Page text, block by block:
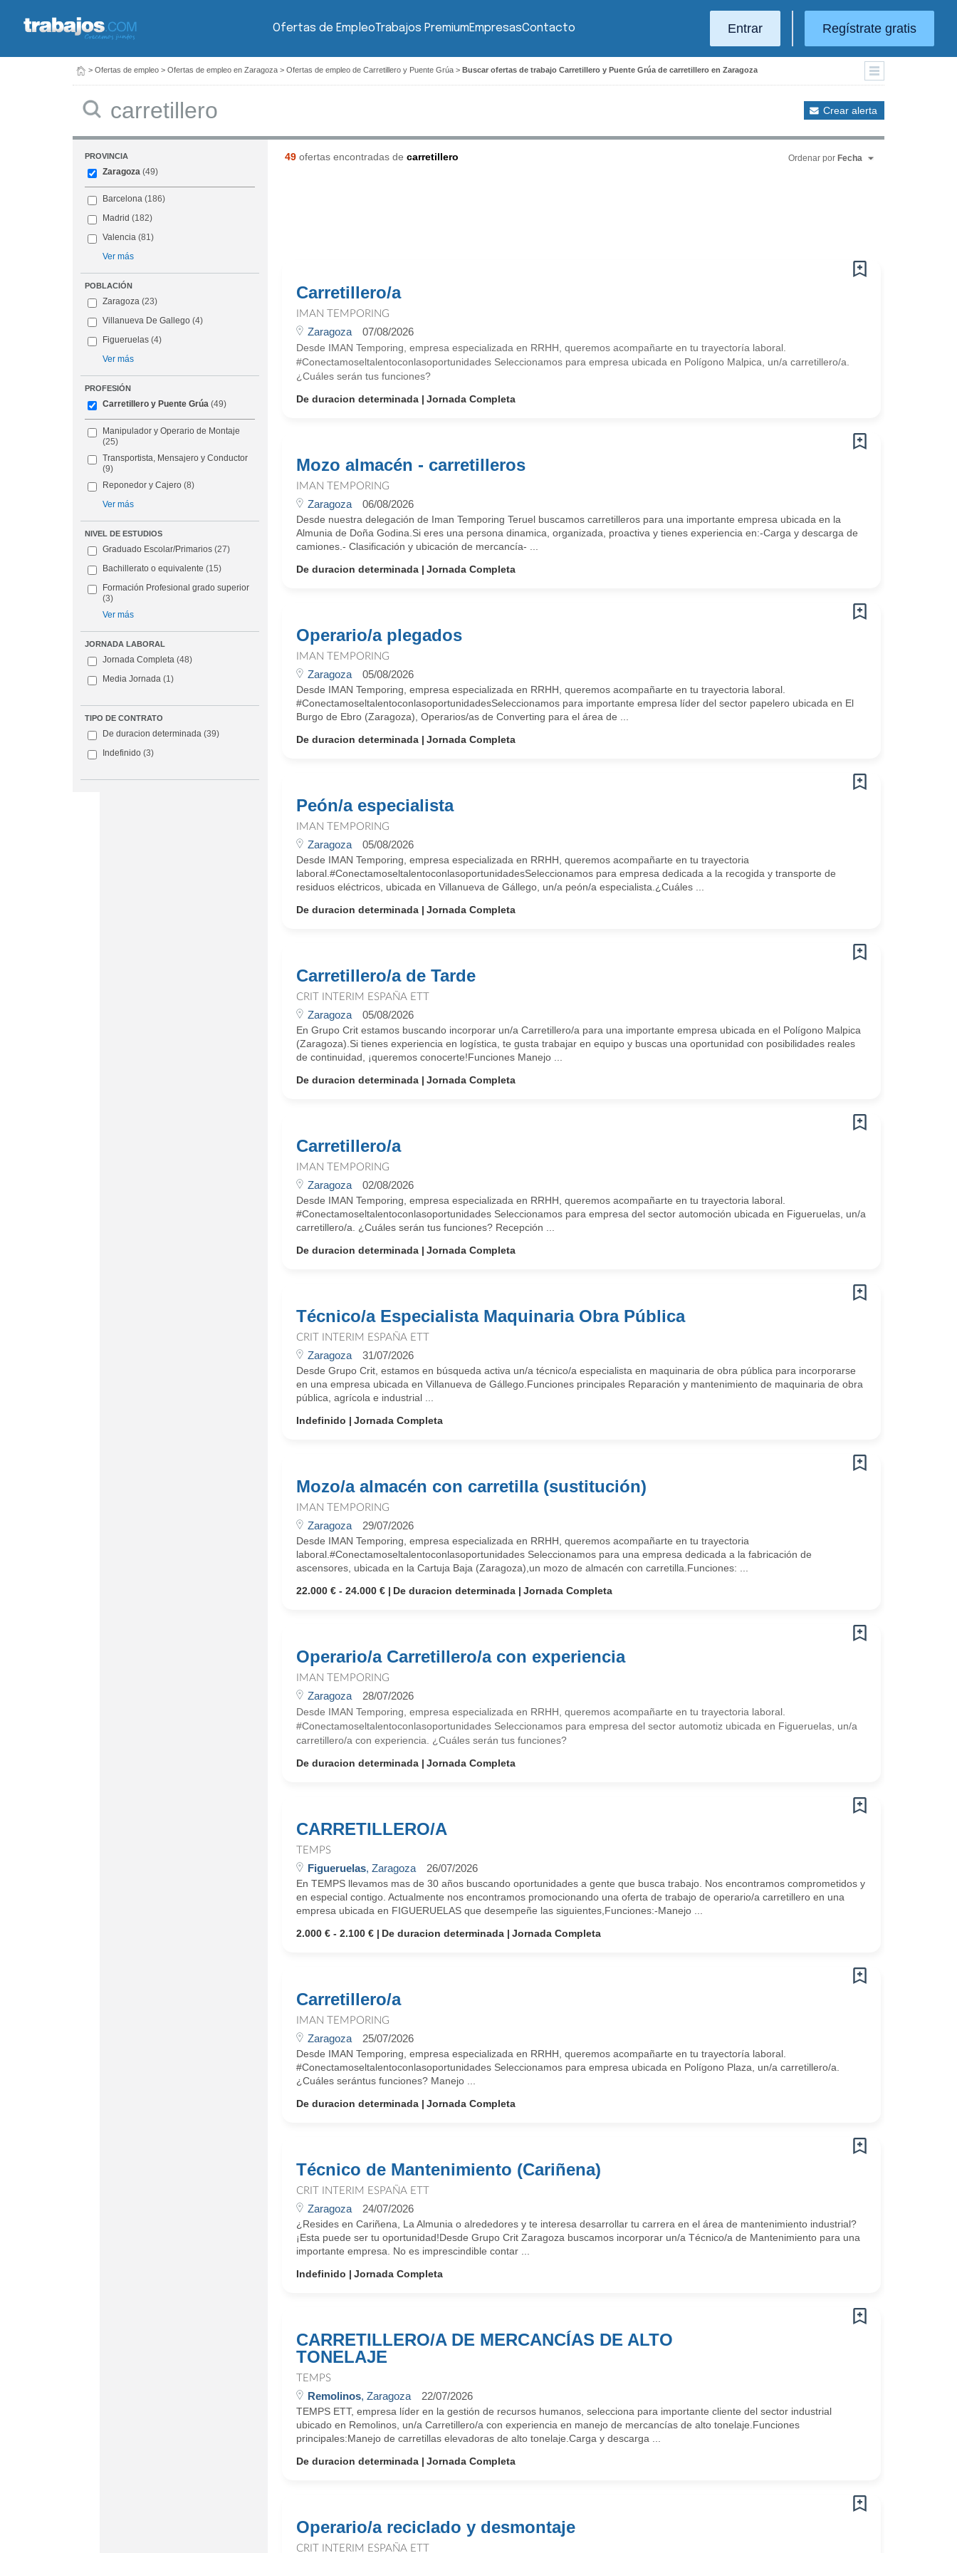
Ofertas de EmpleoTrabajos PremiumEmpresasContacto Entrar Regístrate gratis
> Ofertas de empleo > Ofertas de empleo en Zaragoza > Ofertas de empleo de Carretillero y Puente Grúa > Buscar ofertas de trabajo Carretillero y Puente Grúa de carretillero en Zaragoza
Crear alerta
PROVINCIA
Zaragoza (49)
Barcelona (186)
Madrid (182)
Valencia (81)
Ver más
POBLACIÓN
Zaragoza (23)
Villanueva De Gallego (4)
Figueruelas (4)
Ver más
PROFESIÓN
Carretillero y Puente Grúa (49)
Manipulador y Operario de Montaje
(25)
Transportista, Mensajero y Conductor
(9)
Reponedor y Cajero (8)
Ver más
NIVEL DE ESTUDIOS
Graduado Escolar/Primarios (27)
Bachillerato o equivalente (15)
Formación Profesional grado superior
(3)
Ver más
JORNADA LABORAL
Jornada Completa (48)
Media Jornada (1)
TIPO DE CONTRATO
De duracion determinada (39)
Indefinido (3)
49ofertas encontradas de carretillero Ordenar por Fecha
Carretillero/a
IMAN TEMPORING
Zaragoza 07/08/2026
Desde IMAN Temporing, empresa especializada en RRHH, queremos acompañarte en tu trayectoría laboral.
#Conectamoseltalentoconlasoportunidades Seleccionamos para empresa ubicada en Polígono Malpica, un/a carretillero/a.
¿Cuáles serán tus funciones?
De duracion determinada
Jornada Completa
Mozo almacén - carretilleros
IMAN TEMPORING
Zaragoza 06/08/2026
Desde nuestra delegación de Iman Temporing Teruel buscamos carretilleros para una importante empresa ubicada en la
Almunia de Doña Godina.Si eres una persona dinamica, organizada, proactiva y tienes experiencia en:-Carga y descarga de
camiones.- Clasificación y ubicación de mercancía- ...
De duracion determinada
Jornada Completa
Operario/a plegados
IMAN TEMPORING
Zaragoza 05/08/2026
Desde IMAN Temporing, empresa especializada en RRHH, queremos acompañarte en tu trayectoria laboral.
#ConectamoseltalentoconlasoportunidadesSeleccionamos para importante empresa líder del sector papelero ubicada en El
Burgo de Ebro (Zaragoza), Operarios/as de Converting para el área de ...
De duracion determinada
Jornada Completa
Peón/a especialista
IMAN TEMPORING
Zaragoza 05/08/2026
Desde IMAN Temporing, empresa especializada en RRHH, queremos acompañarte en tu trayectoria
laboral.#ConectamoseltalentoconlasoportunidadesSeleccionamos para empresa dedicada a la recogida y transporte de
residuos eléctricos, ubicada en Villanueva de Gállego, un/a peón/a especialista.¿Cuáles ...
De duracion determinada
Jornada Completa
Carretillero/a de Tarde
CRIT INTERIM ESPAÑA ETT
Zaragoza 05/08/2026
En Grupo Crit estamos buscando incorporar un/a Carretillero/a para una importante empresa ubicada en el Polígono Malpica
(Zaragoza).Si tienes experiencia en logística, te gusta trabajar en equipo y buscas una oportunidad con posibilidades reales
de continuidad, ¡queremos conocerte!Funciones Manejo ...
De duracion determinada
Jornada Completa
Carretillero/a
IMAN TEMPORING
Zaragoza 02/08/2026
Desde IMAN Temporing, empresa especializada en RRHH, queremos acompañarte en tu trayectoria laboral.
#Conectamoseltalentoconlasoportunidades Seleccionamos para empresa del sector automoción ubicada en Figueruelas, un/a
carretillero/a. ¿Cuáles serán tus funciones? Recepción ...
De duracion determinada
Jornada Completa
Técnico/a Especialista Maquinaria Obra Pública
CRIT INTERIM ESPAÑA ETT
Zaragoza 31/07/2026
Desde Grupo Crit, estamos en búsqueda activa un/a técnico/a especialista en maquinaria de obra pública para incorporarse
en una empresa ubicada en Villanueva de Gállego.Funciones principales Reparación y mantenimiento de maquinaria de obra
pública, agrícola e industrial ...
Indefinido
Jornada Completa
Mozo/a almacén con carretilla (sustitución)
IMAN TEMPORING
Zaragoza 29/07/2026
Desde IMAN Temporing, empresa especializada en RRHH, queremos acompañarte en tu trayectoria
laboral.#Conectamoseltalentoconlasoportunidades Seleccionamos para una empresa dedicada a la fabricación de
ascensores, ubicada en la Cartuja Baja (Zaragoza),un mozo de almacén con carretilla.Funciones: ...
22.000 € - 24.000 €
De duracion determinada Jornada Completa
Operario/a Carretillero/a con experiencia
IMAN TEMPORING
Zaragoza 28/07/2026
Desde IMAN Temporing, empresa especializada en RRHH, queremos acompañarte en tu trayectoria laboral.
#Conectamoseltalentoconlasoportunidades Seleccionamos para empresa del sector automotiz ubicada en Figueruelas, un/a
carretillero/a con experiencia. ¿Cuáles serán tus funciones?
De duracion determinada
Jornada Completa
CARRETILLERO/A
TEMPS
Figueruelas, Zaragoza 26/07/2026
En TEMPS llevamos mas de 30 años buscando oportunidades a gente que busca trabajo. Nos encontramos comprometidos y
en especial contigo. Actualmente nos encontramos promocionando una oferta de trabajo de operario/a carretillero en una
empresa ubicada en FIGUERUELAS que desempeñe las siguientes,Funciones:-Manejo ...
2.000 € - 2.100 €
De duracion determinada Jornada Completa
Carretillero/a
IMAN TEMPORING
Zaragoza 25/07/2026
Desde IMAN Temporing, empresa especializada en RRHH, queremos acompañarte en tu trayectoría laboral.
#Conectamoseltalentoconlasoportunidades Seleccionamos para empresa ubicada en Polígono Plaza, un/a carretillero/a.
¿Cuáles serántus funciones? Manejo ...
De duracion determinada
Jornada Completa
Técnico de Mantenimiento (Cariñena)
CRIT INTERIM ESPAÑA ETT
Zaragoza 24/07/2026
¿Resides en Cariñena, La Almunia o alrededores y te interesa desarrollar tu carrera en el área de mantenimiento industrial?
¡Esta puede ser tu oportunidad!Desde Grupo Crit Zaragoza buscamos incorporar un/a Técnico/a de Mantenimiento para una
importante empresa. No es imprescindible contar ...
Indefinido
Jornada Completa
CARRETILLERO/A DE MERCANCÍAS DE ALTO
TONELAJE
TEMPS
Remolinos, Zaragoza 22/07/2026
TEMPS ETT, empresa líder en la gestión de recursos humanos, selecciona para importante cliente del sector industrial
ubicado en Remolinos, un/a Carretillero/a con experiencia en manejo de mercancías de alto tonelaje.Funciones
principales:Manejo de carretillas elevadoras de alto tonelaje.Carga y descarga ...
De duracion determinada
Jornada Completa
Operario/a reciclado y desmontaje
CRIT INTERIM ESPAÑA ETT